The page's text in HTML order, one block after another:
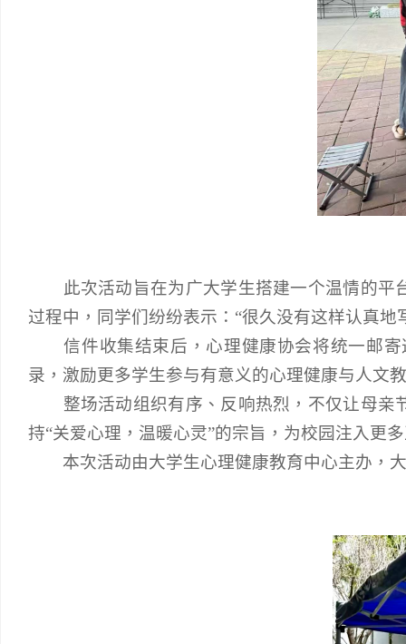
此次活动旨在为广大学生搭建一个温情的
过程中，同学们纷纷表示： “很久没有这样认真地
信件收集结束后，心理健康协会将统一邮
录，激励更多学生参与有意义的心理健康与人文
整场活动组织有序、反响热烈，不仅让母
持“关爱心理，温暖心灵”的宗旨，为校园注入更
本次活动由大学生心理健康教育中心主办 ，